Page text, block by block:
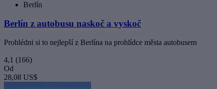
Berlín
Berlín z autobusu naskoč a vyskoč
Prohlédni si to nejlepší z Berlína na prohlídce města autobusem
4,1 (166)
Od
28,08 US$